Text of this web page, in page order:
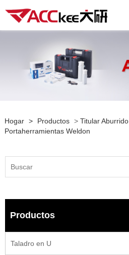
Hogar > Productos > Titular Aburrido
Portaherramientas Weldon
Productos
Taladro en U